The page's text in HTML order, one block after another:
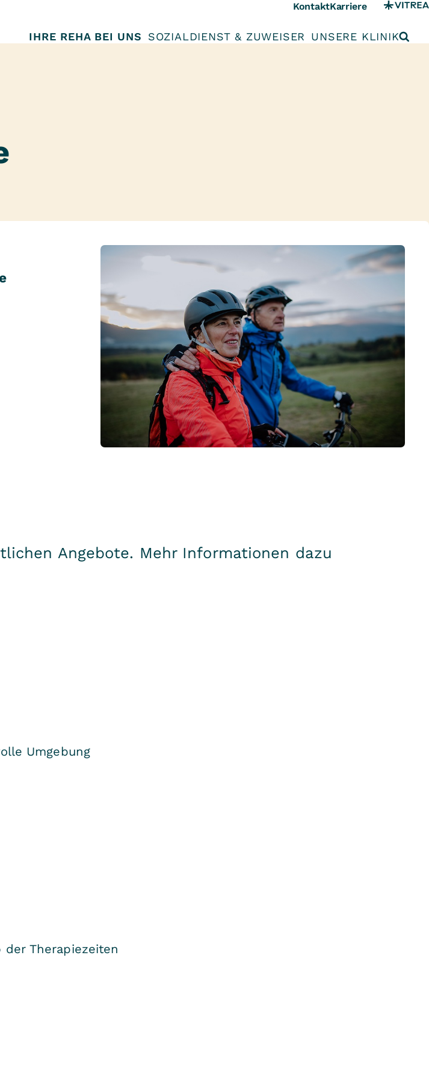
KontaktKarriere
IHRE REHA BEI UNS SOZIALDIENST & ZUWEISER UNSERE KLINIK
Angebote. Mehr Informationen dazu
Umgebung
Therapiezeiten